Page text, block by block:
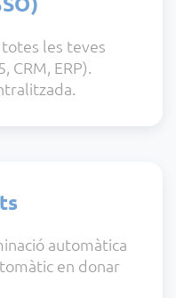
les teves
CRM, ERP).
automàtica
en donar